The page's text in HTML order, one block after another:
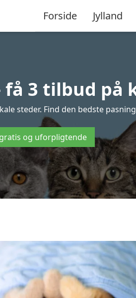
Forside Jylland
få 3 tilbud
steder. Find den bedste
og uforpligtende